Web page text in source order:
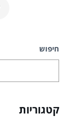
חיפוש
קטגוריות